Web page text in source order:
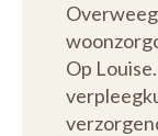
Op